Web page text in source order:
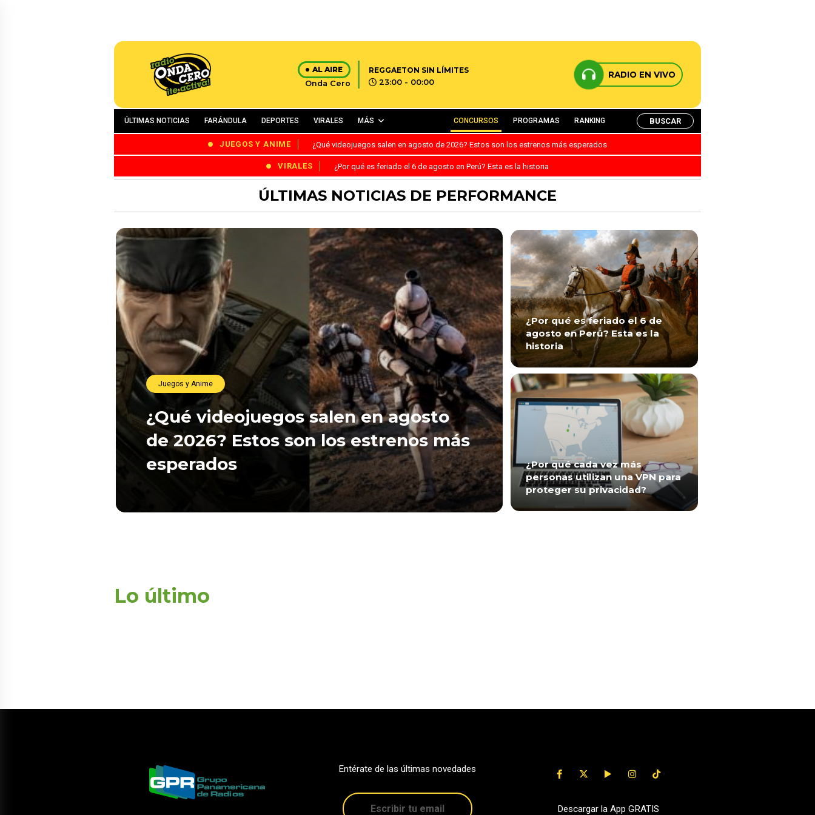
AL AIRE
Onda Cero
REGGAETON SIN LÍMITES
23:00 - 00:00
RADIO EN VIVO
ÚLTIMAS NOTICIAS FARÁNDULA DEPORTES VIRALES MÁS CONCURSOS PROGRAMAS RANKING BUSCAR
JUEGOS Y ANIME ¿Qué videojuegos salen en agosto de 2026? Estos son los estrenos más esperados
VIRALES ¿Por qué es feriado el 6 de agosto en Perú? Esta es la historia
ÚLTIMAS NOTICIAS DE PERFORMANCE
Juegos y Anime
¿Qué videojuegos salen en agosto
de 2026? Estos son los estrenos más
esperados
¿Por qué es feriado el 6 de
agosto en Perú? Esta es la
historia
¿Por qué cada vez más
personas utilizan una VPN para
proteger su privacidad?
Lo último
Entérate de las últimas novedades
Descargar la App GRATIS